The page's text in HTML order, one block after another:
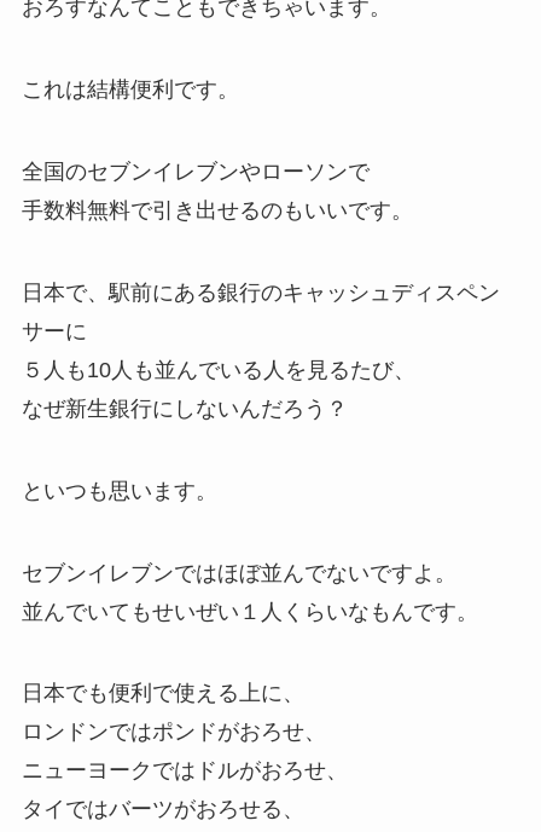
おろすなんてこともできちゃいます。
これは結構便利です。
全国のセブンイレブンやローソンで
手数料無料で引き出せるのもいいです。
日本で、駅前にある銀行のキャッシュディスペン
サーに
５人も10人も並んでいる人を見るたび、
なぜ新生銀行にしないんだろう？
といつも思います。
セブンイレブンではほぼ並んでないですよ。
並んでいてもせいぜい１人くらいなもんです。
日本でも便利で使える上に、
ロンドンではポンドがおろせ、
ニューヨークではドルがおろせ、
タイではバーツがおろせる、